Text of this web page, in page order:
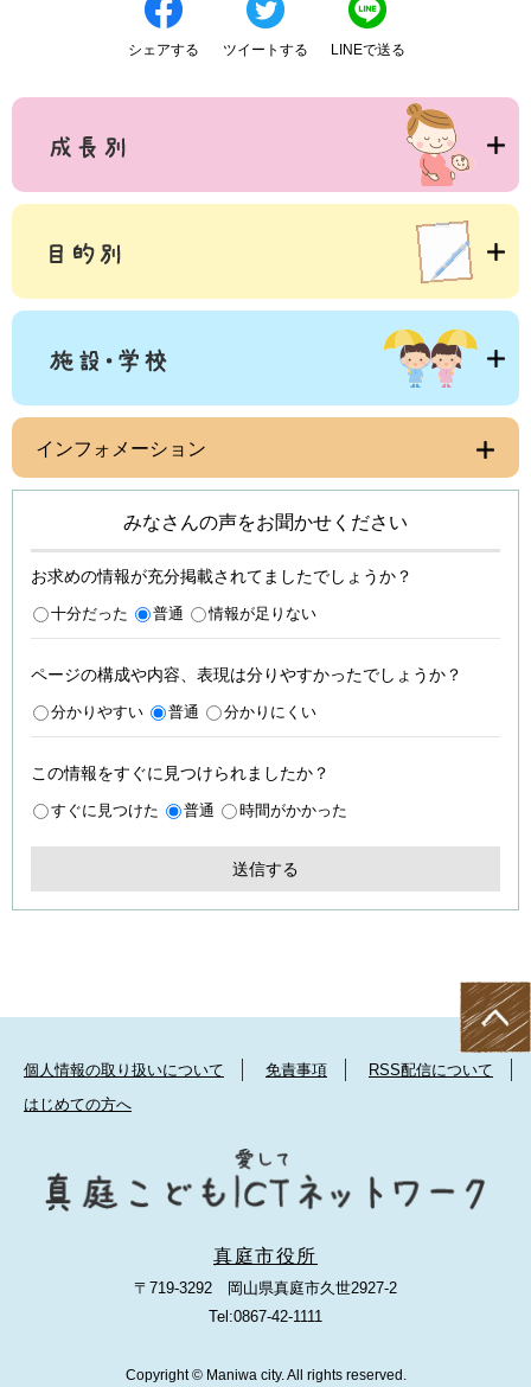
シェアする ツイートする LINEで送る
インフォメーション
みなさんの声をお聞かせください
お求めの情報が充分掲載されてましたでしょうか？
十分だった 普通 情報が足りない
ページの構成や内容、表現は分りやすかったでしょうか？
分かりやすい 普通 分かりにくい
この情報をすぐに見つけられましたか？
すぐに見つけた 普通 時間がかかった
個人情報の取り扱いについて 免責事項
RSS配信について
はじめての方へ
真庭市役所
〒719-3292 岡山県真庭市久世2927-2
Tel:0867-42-1111
Copyright © Maniwa city. All rights reserved.